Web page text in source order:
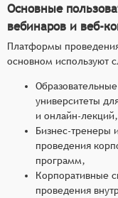
Основные
вебинаров и веб-
Платформы
основном используют
университеты
и онлайн-лекций,
Бизнес-тренеры
проведения
программ,
Корпоративные
проведения